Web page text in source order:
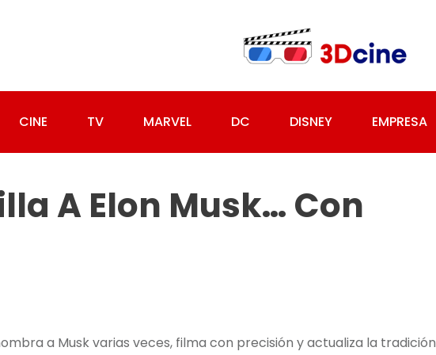
CINE TV MARVEL DC DISNEY EMPRESA
A Elon Musk… Con
a Musk varias veces, filma con precisión y actualiza la tradición